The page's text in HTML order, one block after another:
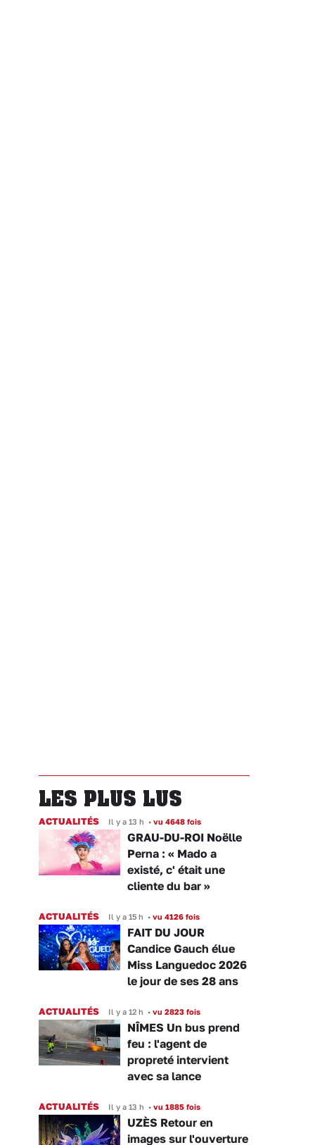
LES PLUS LUS
ACTUALITÉS Il y a 13 h • vu 4648 fois
GRAU-DU-ROI Noëlle
Perna : « Mado a
existé, c' était une
cliente du bar »
ACTUALITÉS Il y a 15 h • vu 4126 fois
FAIT DU JOUR
Candice Gauch élue
Miss Languedoc 2026
le jour de ses 28 ans
ACTUALITÉS Il y a 12 h • vu 2823 fois
NÎMES Un bus prend
feu : l'agent de
propreté intervient
avec sa lance
ACTUALITÉS Il y a 13 h • vu 1885 fois
UZÈS Retour en
images sur l'ouverture